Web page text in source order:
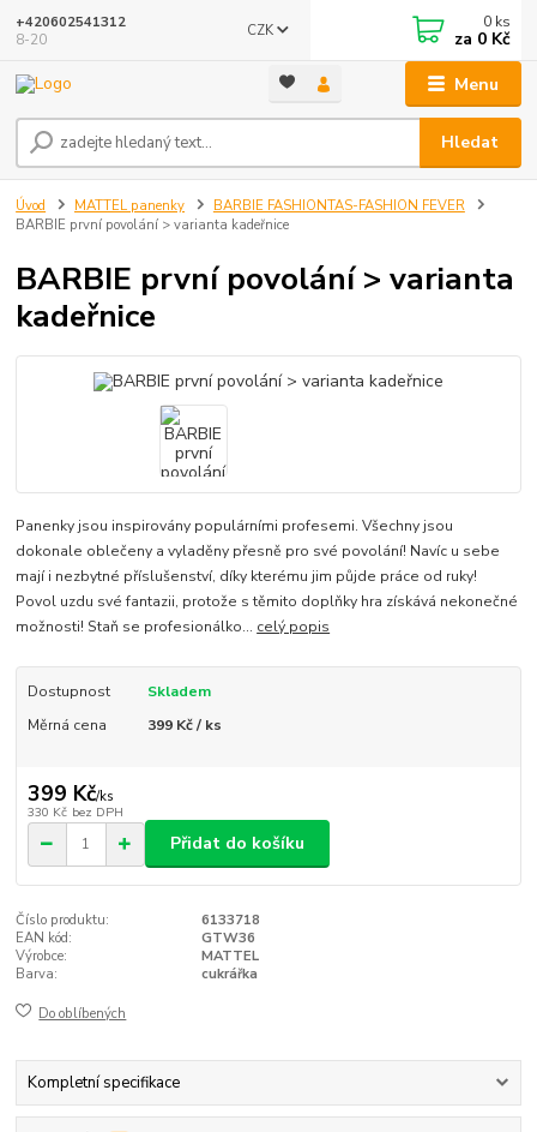
Menu
CZK
Hledat
+420602541312
8-20
0 ks
za 0 Kč
Úvod MATTEL panenky
BARBIE FASHIONTAS-FASHION FEVER
BARBIE první povolání > varianta kadeřnice
BARBIE první povolání > varianta
kadeřnice
Panenky jsou inspirovány populárními profesemi. Všechny jsou
dokonale oblečeny a vyladěny přesně pro své povolání! Navíc u sebe
mají i nezbytné příslušenství, díky kterému jim půjde práce od ruky!
Povol uzdu své fantazii, protože s těmito doplňky hra získává nekonečné
možnosti! Staň se profesionálko... celý popis
Dostupnost
Skladem
Měrná cena
399 Kč / ks
399 Kč/ks
330 Kč bez DPH
Přidat do košíku
Číslo produktu:
6133718
EAN kód:
GTW36
Výrobce:
MATTEL
Barva:
cukrářka
Do oblíbených
Kompletní specifikace